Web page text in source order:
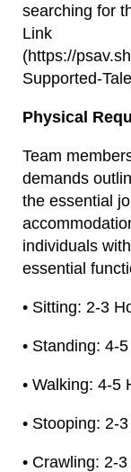
searching for
Link
(https://
Supported-
Physical
Team
demands
the essential
individuals
essential
• Sitting: 2-3
• Standing: 4-
• Walking: 4-5
• Stooping: 2-
• Crawling: 2-